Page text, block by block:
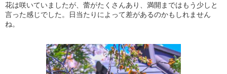
花は咲いていましたが、蕾がたくさんあり、満開まではもう少しと
言った感じでした。日当たりによって差があるのかもしれません
ね。